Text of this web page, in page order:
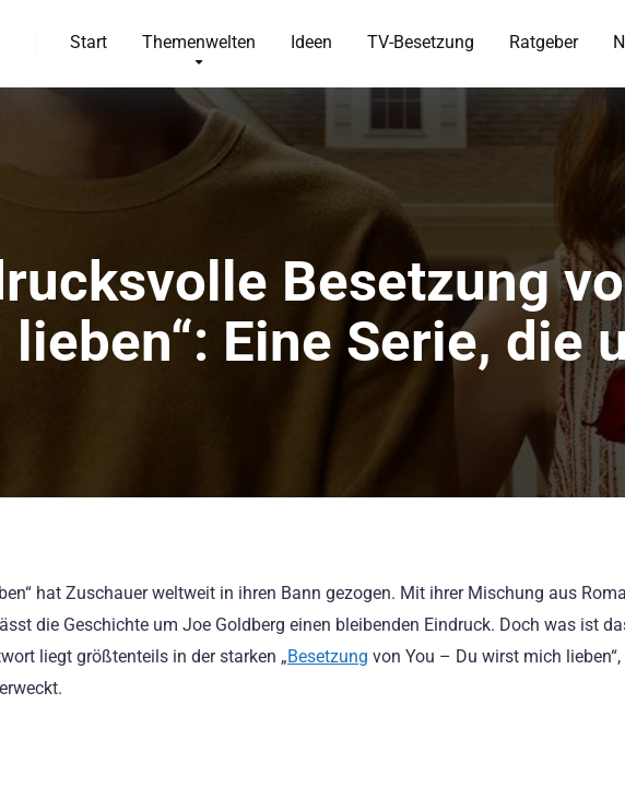
Start Themenwelten Ideen TV-Besetzung Ratgeber
Besetzung
Eine Serie, die
hat Zuschauer weltweit in ihren Bann gezogen. Mit ihrer Mischung aus
die Geschichte um Joe Goldberg einen bleibenden Eindruck. Doch was ist
liegt größtenteils in der starken „Besetzung von You – Du wirst mich lieben“,